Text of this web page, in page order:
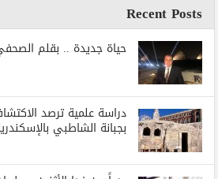
Recent Posts
حياة جديدة .. بقلم
دراسة علمية ترصد
بجبانة الشاطبي